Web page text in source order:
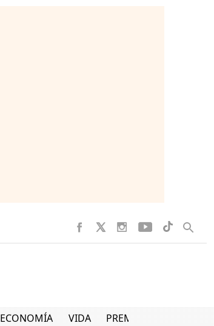
ECONOMÍA VIDA PREMIUM